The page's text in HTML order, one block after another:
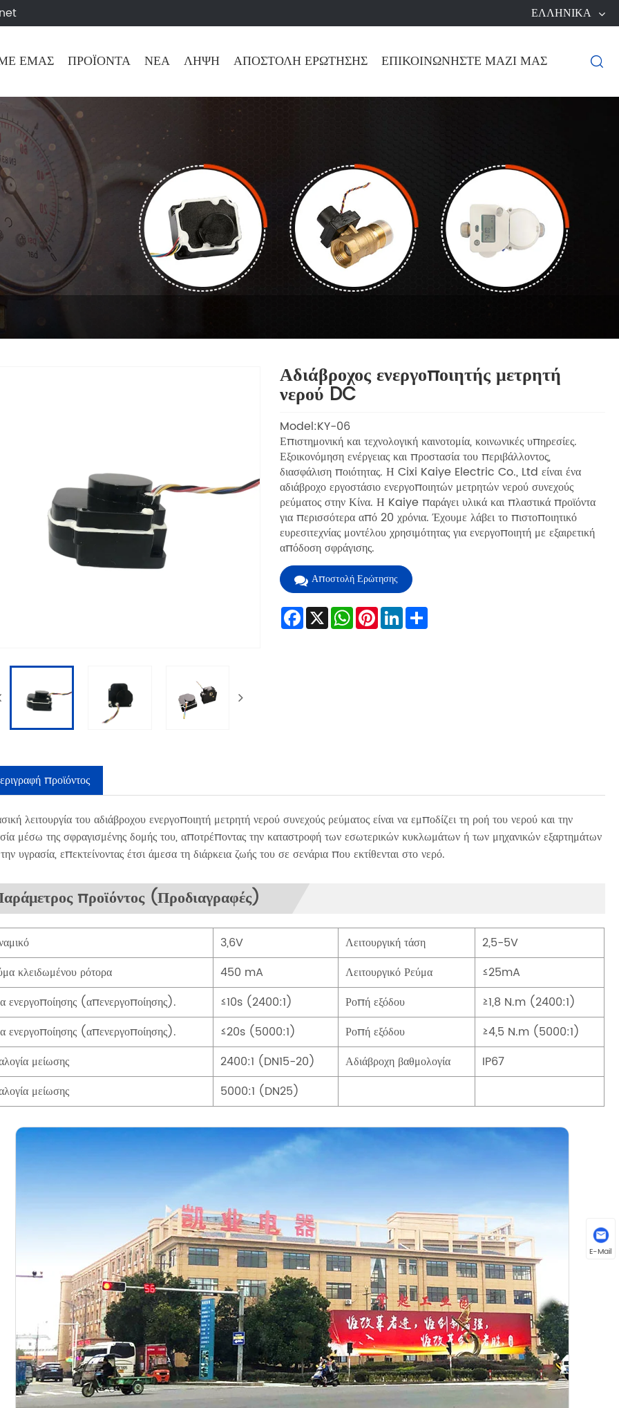
ΕΛΛΗΝΙΚΆ
ΕΜΆΣ ΠΡΟΪΌΝΤΑ ΝΈΑ ΛΉΨΗ ΑΠΟΣΤΟΛΉ ΕΡΏΤΗΣΗΣ ΕΠΙΚΟΙΝΩΝΉΣΤΕ ΜΑΖΊ ΜΑΣ 
Αδιάβροχος ενεργοποιητής μετρητή
νερού DC
Model:KY-06
Επιστημονική και τεχνολογική καινοτομία, κοινωνικές υπηρεσίες.
Εξοικονόμηση ενέργειας και προστασία του περιβάλλοντος,
διασφάλιση ποιότητας. Η Cixi Kaiye Electric Co., Ltd είναι ένα
αδιάβροχο εργοστάσιο ενεργοποιητών μετρητών νερού συνεχούς
ρεύματος στην Κίνα. Η Kaiye παράγει υλικά και πλαστικά προϊόντα
για περισσότερα από 20 χρόνια. Έχουμε λάβει το πιστοποιητικό
ευρεσιτεχνίας μοντέλου χρησιμότητας για ενεργοποιητή με εξαιρετική
απόδοση σφράγισης.
Αποστολή Ερώτησης
Facebook
X WhatsApp
Pinterest
LinkedInShare
προϊόντος
λειτουργία του αδιάβροχου ενεργοποιητή μετρητή νερού συνεχούς ρεύματος είναι να εμποδίζει τη ροή του νερού και την
μέσω της σφραγισμένης δομής του, αποτρέποντας την καταστροφή των εσωτερικών κυκλωμάτων ή των μηχανικών εξαρτημάτων
υγρασία, επεκτείνοντας έτσι άμεσα τη διάρκεια ζωής του σε σενάρια που εκτίθενται στο νερό.
προϊόντος (Προδιαγραφές)
3,6V Λειτουργική τάση
2,5-5V
κλειδωμένου ρότορα
450 mA Λειτουργικό Ρεύμα
≤25mA
ενεργοποίησης (απενεργοποίησης).
≤10s (2400:1) Ροπή εξόδου
≥1,8 N.m (2400:1)
ενεργοποίησης (απενεργοποίησης).
≤20s (5000:1) Ροπή εξόδου
≥4,5 N.m (5000:1)
μείωσης
2400:1 (DN15-20) Αδιάβροχη βαθμολογία
IP67
μείωσης
5000:1 (DN25)
E-Mail